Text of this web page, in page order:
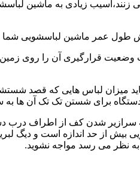
زنند،آسیب زیادی به ماشین
طول عمر ماشین لباسشویی شما
قرارگیری آن را روی زمین
میزان لباس هایی که قصد
برای شستن تک تک آن ها به
سرازیر شدن کف از اطراف درب
بیش از حد اندازه است و دیگ
به نظر می رسد مواجه نشوید.